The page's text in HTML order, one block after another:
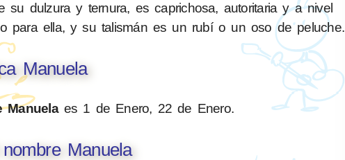
dulzura y ternura, es caprichosa, autoritaria y a nivel
para ella, y su talismán es un rubí o un oso de peluche.
Manuela
Manuelaes 1 de Enero, 22 de Enero.
Manuela